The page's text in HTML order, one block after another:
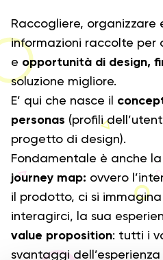
Raccogliere, organizzare
informazioni raccolte per
e opportunità di design,
soluzione migliore.
E’ qui che nasce il
personas (profili
progetto di design).
Fondamentale è anche
journey map: ovvero
il prodotto, ci si
interagirci, la sua
value proposition: tutti i
svantaggi